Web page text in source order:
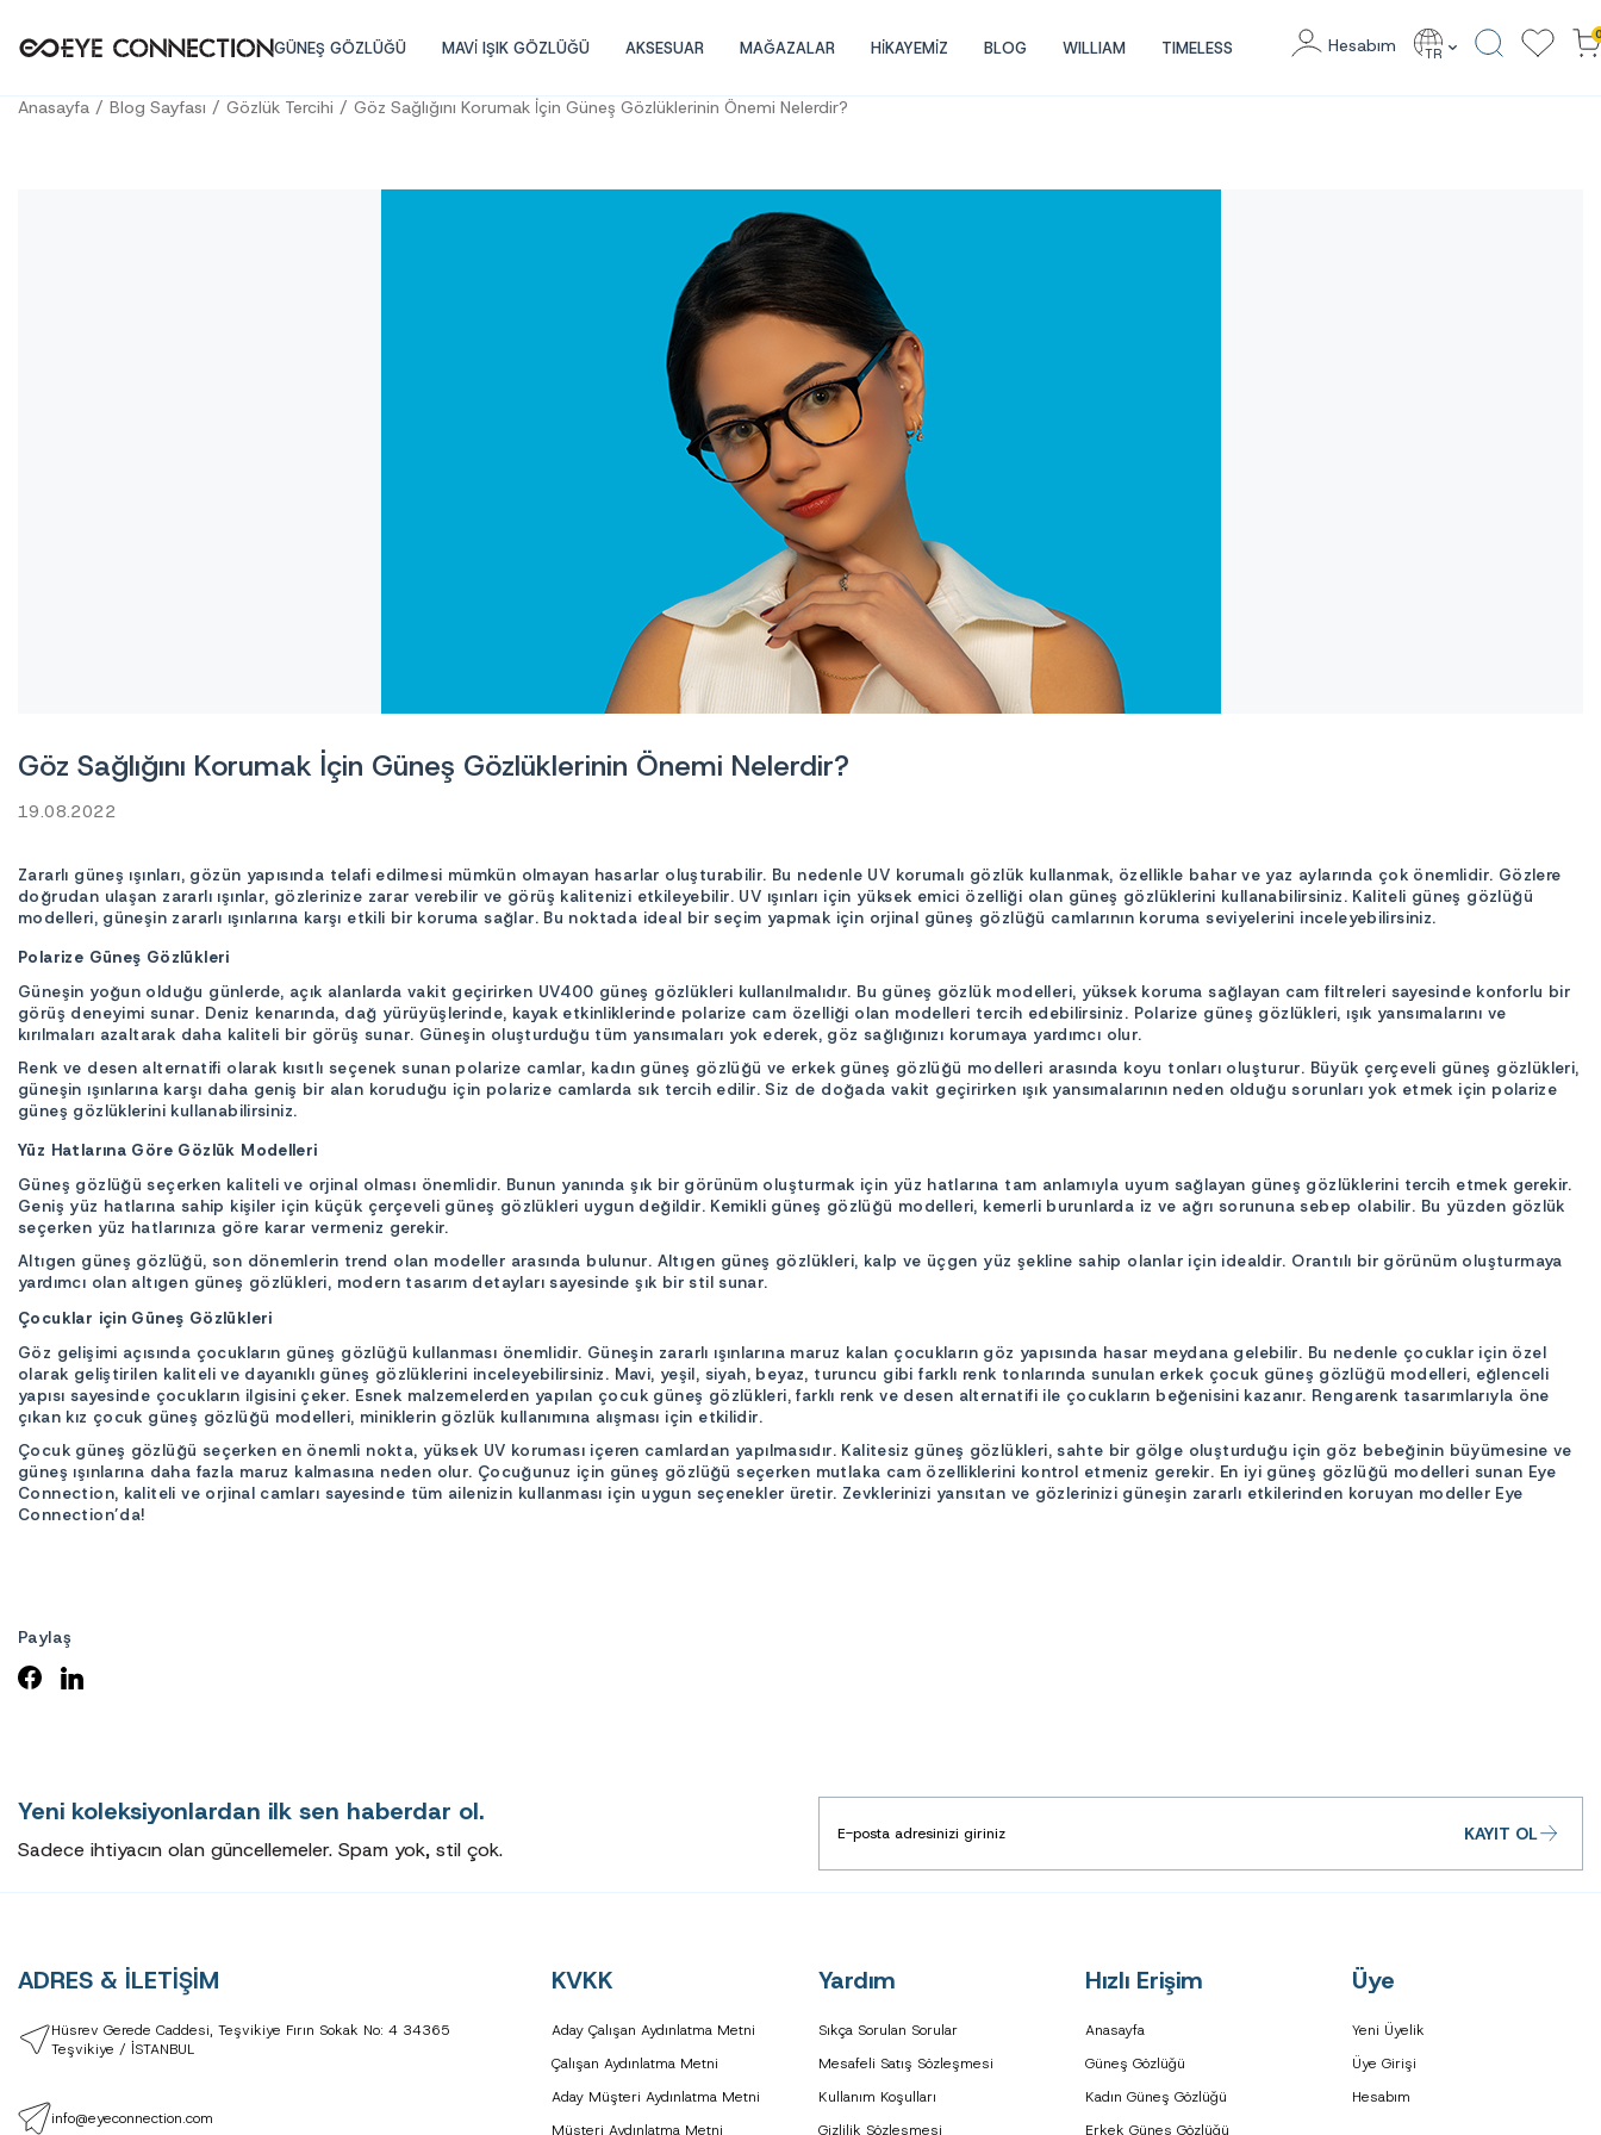
GÜNEŞ GÖZLÜĞÜ MAVİ IŞIK GÖZLÜĞÜ AKSESUAR MAĞAZALAR HİKAYEMİZ BLOG WILLIAM TIMELESS Hesabım TR
Anasayfa Blog Sayfası Gözlük Tercihi Göz Sağlığını Korumak İçin Güneş Gözlüklerinin Önemi Nelerdir?
Göz Sağlığını Korumak İçin Güneş Gözlüklerinin Önemi Nelerdir?
19.08.2022
Zararlı güneş ışınları, gözün yapısında telafi edilmesi mümkün olmayan hasarlar oluşturabilir. Bu nedenle UV korumalı gözlük kullanmak, özellikle bahar ve yaz aylarında çok önemlidir. Gözlere
doğrudan ulaşan zararlı ışınlar, gözlerinize zarar verebilir ve görüş kalitenizi etkileyebilir. UV ışınları için yüksek emici özelliği olan güneş gözlüklerini kullanabilirsiniz. Kaliteli güneş gözlüğü
modelleri, güneşin zararlı ışınlarına karşı etkili bir koruma sağlar. Bu noktada ideal bir seçim yapmak için orjinal güneş gözlüğü camlarının koruma seviyelerini inceleyebilirsiniz.
Polarize Güneş Gözlükleri
Güneşin yoğun olduğu günlerde, açık alanlarda vakit geçirirken UV400 güneş gözlükleri kullanılmalıdır. Bu güneş gözlük modelleri, yüksek koruma sağlayan cam filtreleri sayesinde konforlu bir
görüş deneyimi sunar. Deniz kenarında, dağ yürüyüşlerinde, kayak etkinliklerinde polarize cam özelliği olan modelleri tercih edebilirsiniz. Polarize güneş gözlükleri, ışık yansımalarını ve
kırılmaları azaltarak daha kaliteli bir görüş sunar. Güneşin oluşturduğu tüm yansımaları yok ederek, göz sağlığınızı korumaya yardımcı olur.
Renk ve desen alternatifi olarak kısıtlı seçenek sunan polarize camlar, kadın güneş gözlüğü ve erkek güneş gözlüğü modelleri arasında koyu tonları oluşturur. Büyük çerçeveli güneş gözlükleri,
güneşin ışınlarına karşı daha geniş bir alan koruduğu için polarize camlarda sık tercih edilir. Siz de doğada vakit geçirirken ışık yansımalarının neden olduğu sorunları yok etmek için polarize
güneş gözlüklerini kullanabilirsiniz.
Yüz Hatlarına Göre Gözlük Modelleri
Güneş gözlüğü seçerken kaliteli ve orjinal olması önemlidir. Bunun yanında şık bir görünüm oluşturmak için yüz hatlarına tam anlamıyla uyum sağlayan güneş gözlüklerini tercih etmek gerekir.
Geniş yüz hatlarına sahip kişiler için küçük çerçeveli güneş gözlükleri uygun değildir. Kemikli güneş gözlüğü modelleri, kemerli burunlarda iz ve ağrı sorununa sebep olabilir. Bu yüzden gözlük
seçerken yüz hatlarınıza göre karar vermeniz gerekir.
Altıgen güneş gözlüğü, son dönemlerin trend olan modeller arasında bulunur. Altıgen güneş gözlükleri, kalp ve üçgen yüz şekline sahip olanlar için idealdir. Orantılı bir görünüm oluşturmaya
yardımcı olan altıgen güneş gözlükleri, modern tasarım detayları sayesinde şık bir stil sunar.
Çocuklar için Güneş Gözlükleri
Göz gelişimi açısında çocukların güneş gözlüğü kullanması önemlidir. Güneşin zararlı ışınlarına maruz kalan çocukların göz yapısında hasar meydana gelebilir. Bu nedenle çocuklar için özel
olarak geliştirilen kaliteli ve dayanıklı güneş gözlüklerini inceleyebilirsiniz. Mavi, yeşil, siyah, beyaz, turuncu gibi farklı renk tonlarında sunulan erkek çocuk güneş gözlüğü modelleri, eğlenceli
yapısı sayesinde çocukların ilgisini çeker. Esnek malzemelerden yapılan çocuk güneş gözlükleri, farklı renk ve desen alternatifi ile çocukların beğenisini kazanır. Rengarenk tasarımlarıyla öne
çıkan kız çocuk güneş gözlüğü modelleri, miniklerin gözlük kullanımına alışması için etkilidir.
Çocuk güneş gözlüğü seçerken en önemli nokta, yüksek UV koruması içeren camlardan yapılmasıdır. Kalitesiz güneş gözlükleri, sahte bir gölge oluşturduğu için göz bebeğinin büyümesine ve
güneş ışınlarına daha fazla maruz kalmasına neden olur. Çocuğunuz için güneş gözlüğü seçerken mutlaka cam özelliklerini kontrol etmeniz gerekir. En iyi güneş gözlüğü modelleri sunan Eye
Connection, kaliteli ve orjinal camları sayesinde tüm ailenizin kullanması için uygun seçenekler üretir. Zevklerinizi yansıtan ve gözlerinizi güneşin zararlı etkilerinden koruyan modeller Eye
Connection’da!
Paylaş
Yeni koleksiyonlardan ilk sen haberdar ol.
Sadece ihtiyacın olan güncellemeler. Spam yok, stil çok.
KAYIT OL
ADRES & İLETİŞİM
Hüsrev Gerede Caddesi, Teşvikiye Fırın Sokak No: 4 34365
Teşvikiye / İSTANBUL
info@eyeconnection.com
KVKK
Aday Çalışan Aydınlatma Metni
Çalışan Aydınlatma Metni
Aday Müşteri Aydınlatma Metni
Müşteri Aydınlatma Metni
Yardım
Sıkça Sorulan Sorular
Mesafeli Satış Sözleşmesi
Kullanım Koşulları
Gizlilik Sözleşmesi
Hızlı Erişim
Anasayfa
Güneş Gözlüğü
Kadın Güneş Gözlüğü
Erkek Güneş Gözlüğü
Üye
Yeni Üyelik
Üye Girişi
Hesabım